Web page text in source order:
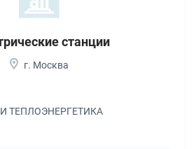
станции
г. Москва
И ТЕПЛОЭНЕРГЕТИКА